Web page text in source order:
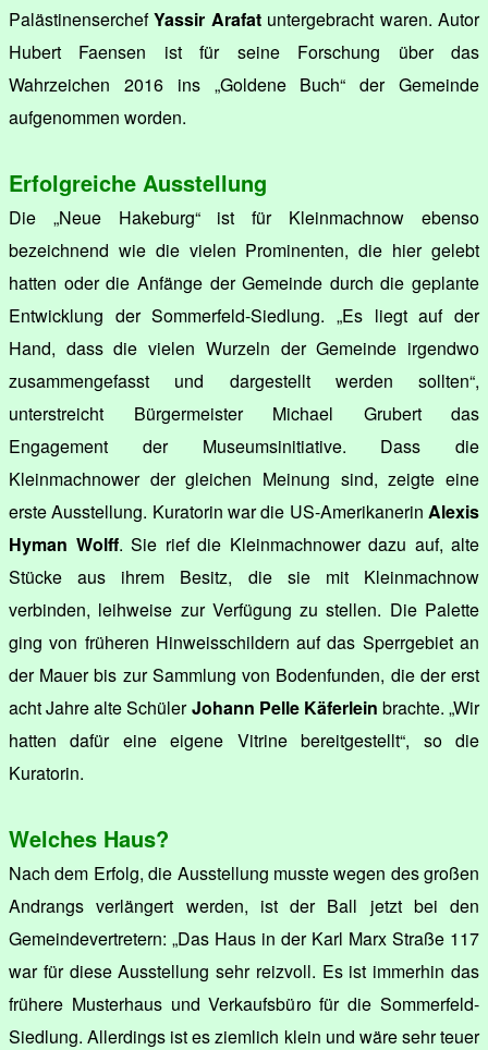
PalästinenserchefYassir Arafatuntergebracht waren. Autor
Hubert Faensen ist für seine Forschung über das
Wahrzeichen 2016 ins „Goldene Buch“ der Gemeinde
aufgenommen worden.
Erfolgreiche Ausstellung
Die „Neue Hakeburg“ ist für Kleinmachnow ebenso
bezeichnend wie die vielen Prominenten, die hier gelebt
hatten oder die Anfänge der Gemeinde durch die geplante
Entwicklung der Sommerfeld-Siedlung. „Es liegt auf der
Hand, dass die vielen Wurzeln der Gemeinde irgendwo
zusammengefasst und dargestellt werden sollten“,
unterstreicht Bürgermeister Michael Grubert das
Engagement der Museumsinitiative. Dass die
Kleinmachnower der gleichen Meinung sind, zeigte eine
erste Ausstellung. Kuratorin war die US-Amerikanerin Alexis
Hyman Wolff. Sie rief die Kleinmachnower dazu auf, alte
Stücke aus ihrem Besitz, die sie mit Kleinmachnow
verbinden, leihweise zur Verfügung zu stellen. Die Palette
ging von früheren Hinweisschildern auf das Sperrgebiet an
der Mauer bis zur Sammlung von Bodenfunden, die der erst
acht Jahre alte SchülerJohann Pelle Käferlein brachte. „Wir
hatten dafür eine eigene Vitrine bereitgestellt“, so die
Kuratorin.
Welches Haus?
Nach dem Erfolg, die Ausstellung musste wegen des großen
Andrangs verlängert werden, ist der Ball jetzt bei den
Gemeindevertretern: „Das Haus in der Karl Marx Straße 117
war für diese Ausstellung sehr reizvoll. Es ist immerhin das
frühere Musterhaus und Verkaufsbüro für die Sommerfeld-
Siedlung. Allerdings ist es ziemlich klein und wäre sehr teuer